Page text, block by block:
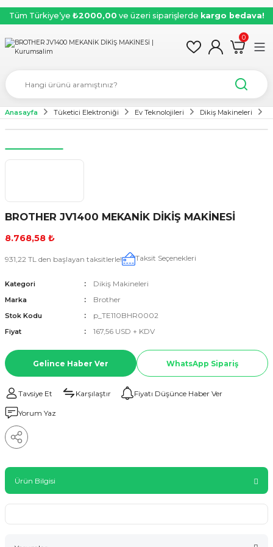
Tüm Türkiye’ye ₺2000,00 ve üzeri siparişlerde kargo bedava!
0
Anasayfa Tüketici Elektroniği Ev Teknolojileri Dikiş Makineleri
BROTHER JV1400 MEKANİK DİKİŞ MAKİNESİ
8.768,58 ₺
931,22 TL den başlayan taksitlerle! Taksit Seçenekleri
Kategori Dikiş Makineleri
Marka Brother
Stok Kodu p_TE110BHR0002
Fiyat 167,56 USD + KDV
Gelince Haber Ver WhatsApp Sipariş
Tavsiye Et Karşılaştır Fiyatı Düşünce Haber Ver
Yorum Yaz
Ürün Bilgisi